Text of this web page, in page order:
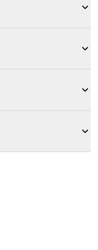



